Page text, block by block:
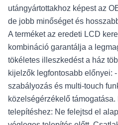
utángyártottakhoz képest az
de jobb minőséget és
A terméket az eredeti LCD
kombináció garantálja a
tökéletes illeszkedést a ház
kijelzők legfontosabb előnyei:
szabályozás és multi-touch
közelségérzékelő
telepítéshez: Ne felejtsd el